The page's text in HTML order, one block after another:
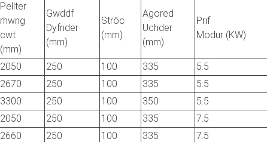
Pellter
rhwng
cwt
(mm)
Gwddf
Dyfnder
(mm)
Strôc
(mm)
Agored
Uchder
(mm)
Prif
Modur (KW)
2050 250 100 335
5.5
2670 250 100 335
5.5
3300 250 100 350
5.5
2050 250 100 335
7.5
2660 250 100 335
7.5